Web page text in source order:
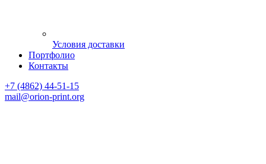
Условия доставки
Портфолио
Контакты
+7 (4862) 44-51-15
mail@orion-print.org